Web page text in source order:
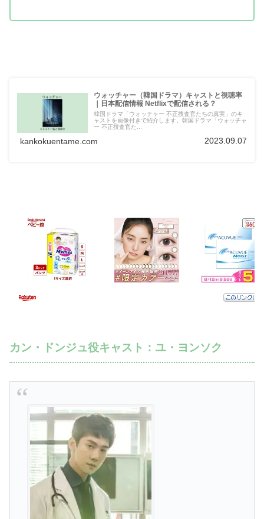
ウォッチャー（韓国ドラマ）キャストと視聴率
｜日本配信情報 Netflixで配信される？
韓国ドラマ「ウォッチャー 不正捜査官たちの真実」のキ
ャストを画像付きで紹介します。韓国ドラマ「ウォッチャ
ー 不正捜査官た...
kankokuentame.com 2023.09.07
カン・ドンジュ役キャスト：ユ・ヨンソク